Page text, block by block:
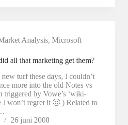
Analysis, Microsoft
all that marketing get them?
turf these days, I couldn’t
more into the old Notes vs
triggered by Vowe’s ‘wiki-
won’t regret it 🙂 ) Related to
26 juni 2008